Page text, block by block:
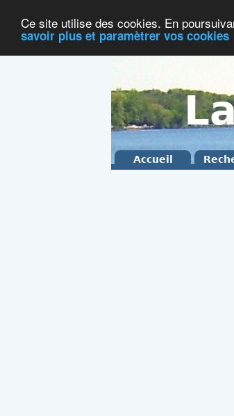
Ce site utilise des cookies. En
savoir plus et paramètrer vos cookies
Accueil